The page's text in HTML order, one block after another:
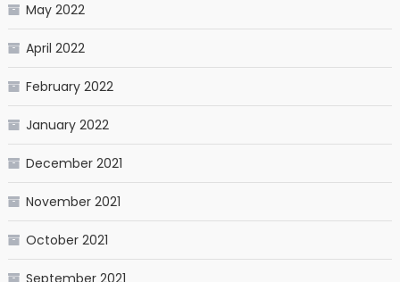
May 2022
April 2022
February 2022
January 2022
December 2021
November 2021
October 2021